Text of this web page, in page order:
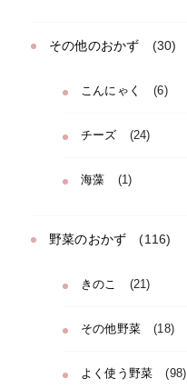
その他のおかず (30)
こんにゃく (6)
チーズ (24)
海藻 (1)
野菜のおかず (116)
きのこ (21)
その他野菜 (18)
よく使う野菜 (98)